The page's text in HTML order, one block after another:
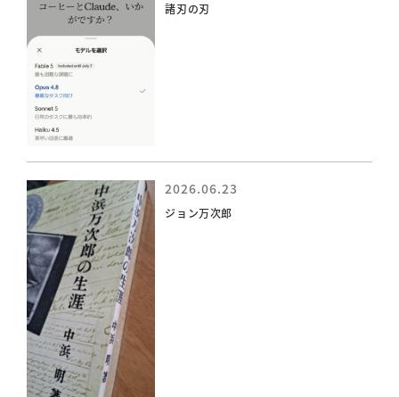
諸刃の刃
2026.06.23
ジョン万次郎